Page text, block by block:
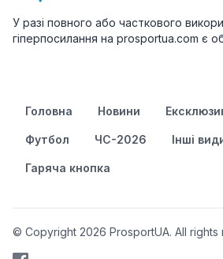
У разі повного або часткового
гіперпосилання на prosportua.com є
Головна Новини
Футбол ЧС-2026 Інші
Гаряча кнопка
© Copyright 2026 ProsportUA. All rights